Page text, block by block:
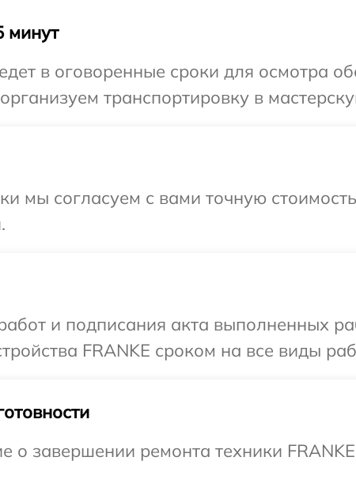
минут
в оговоренные сроки для осмотра
транспортировку в
мы согласуем с вами точную
и подписания акта выполненных
FRANKE сроком на все виды
о завершении ремонта техники